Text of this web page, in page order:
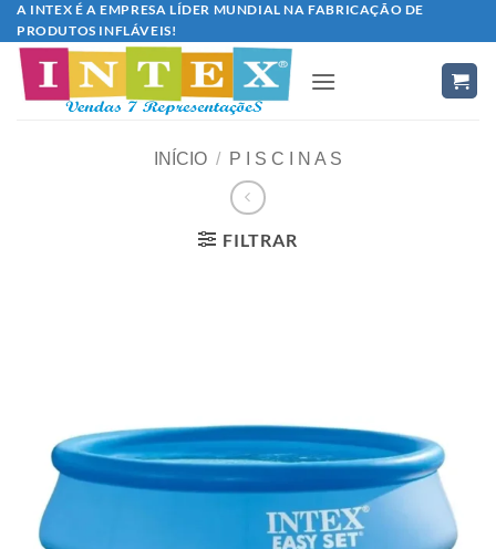
Skip
to
content
A INTEX É A EMPRESA LÍDER MUNDIAL NA FABRICAÇÃO DE
PRODUTOS INFLÁVEIS!
INÍCIO / P I S C I N A S
FILTRAR